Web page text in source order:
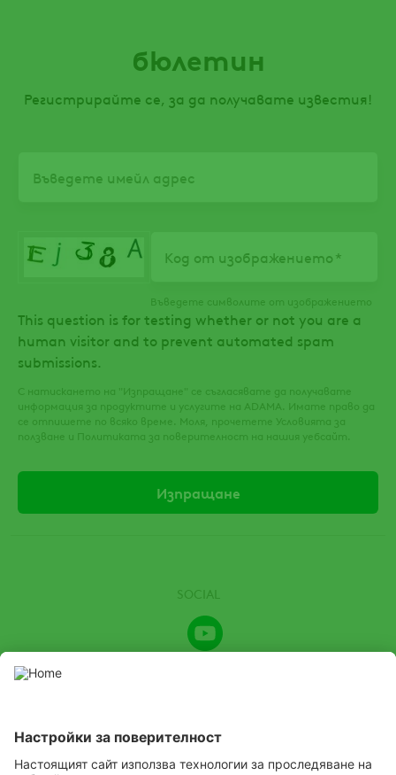
бюлетин
Регистрирайте се, за да получавате известия!
Код от изображението
Въведете символите от изображението
This question is for testing whether or not you are a
human visitor and to prevent automated spam
submissions.
С натискането на "Изпращане" се съгласявате да получавате
информация за продуктите и услугите на ADAMA. Имате право да
се отпишете по всяко време. Моля, прочетете Условията за
ползване и Политиката за поверителност на нашия уебсайт.
SOCIAL
с повишено внимание. Винаги четете етикета и
информацията за продукта преди употреба, като
обръщате специално внимание на допълнителните